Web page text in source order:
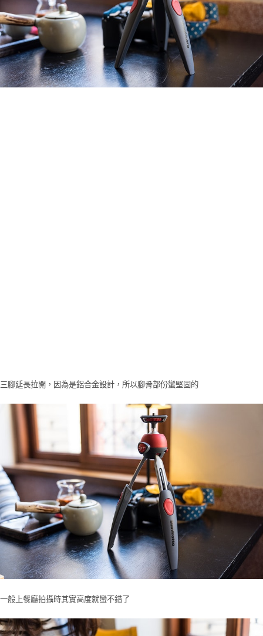
三腳延長拉開，因為是鋁合金設計，所以腳骨部份蠻堅固的
一般上餐廳拍攝時其實高度就蠻不錯了